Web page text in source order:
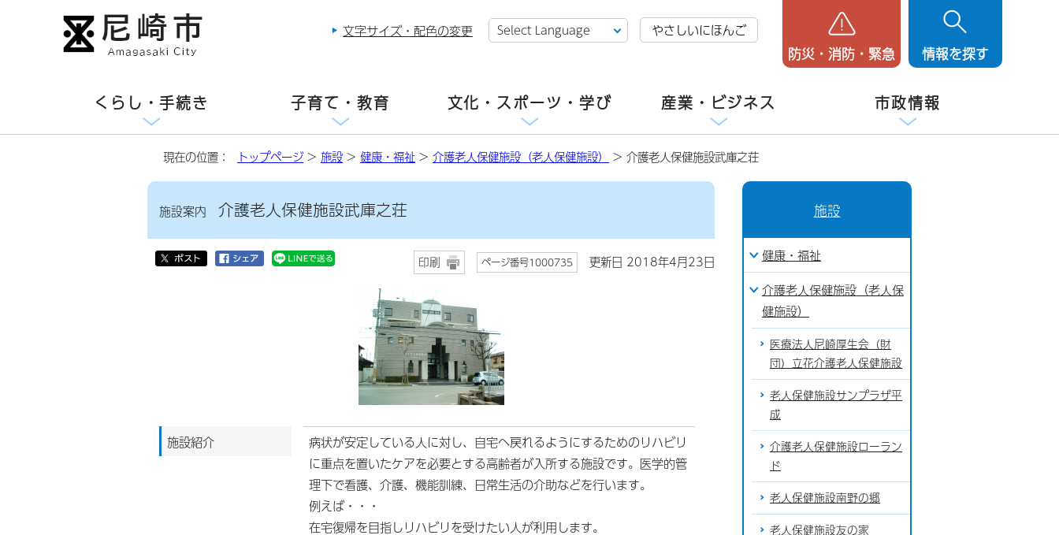
文字サイズ・配色の変更 やさしいにほんご
防災・消防・緊急 情報を探す
くらし・手続き 子育て・教育 文化・スポーツ・学び 産業・ビジネス 市政情報
現在の位置： トップページ> 施設 > 健康・福祉 > 介護老人保健施設（老人保健施設） > 介護老人保健施設武庫之荘
施設案内 介護老人保健施設武庫之荘
印刷 ページ番号1000735 更新日 2018年4月23日
施設紹介
病状が安定している人に対し、自宅へ戻れるようにするためのリハビリ
に重点を置いたケアを必要とする高齢者が入所する施設です。医学的管
理下で看護、介護、機能訓練、日常生活の介助などを行います。
例えば・・・
在宅復帰を目指しリハビリを受けたい人が利用します。
施設
健康・福祉
介護老人保健施設（老人保
健施設）
医療法人尼崎厚生会（財
団）立花介護老人保健施設
老人保健施設サンプラザ平
成
介護老人保健施設ローラン
ド
老人保健施設南野の郷
老人保健施設友の家